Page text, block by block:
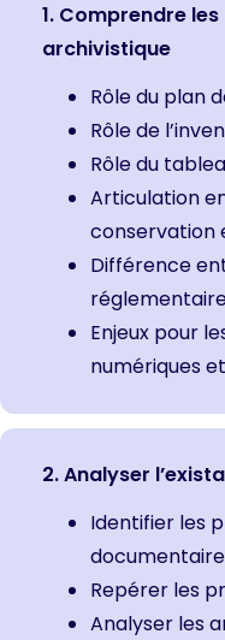
1. Comprendre
archivistique
Rôle du plan
Rôle de
Rôle du
Articulation
conservation
Différence
Enjeux pour
numériques
2. Analyser
Identifier les
Repérer les
Analyser les